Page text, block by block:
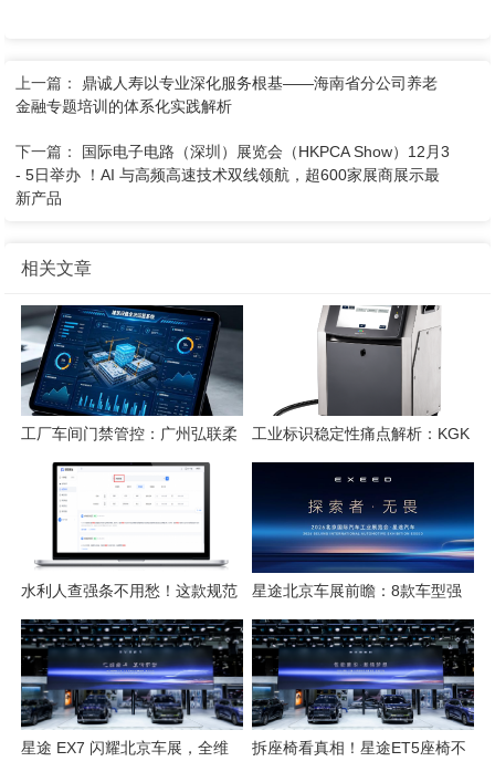
上一篇： 鼎诚人寿以专业深化服务根基——海南省分公司养老
金融专题培训的体系化实践解析
下一篇： 国际电子电路（深圳）展览会（HKPCA Show）12月3
- 5日举办 ！AI 与高频高速技术双线领航，超600家展商展示最
新产品
相关文章
工厂车间门禁管控：广州弘联柔
性方案解析
工业标识稳定性痛点解析：KGK
水利人查强条不用愁！这款规范
检索工具一键搞定
星途北京车展前瞻：8款车型强
势集结，开启3.0性能豪华探索
新姿态
星途 EX7 闪耀北京车展，全维
拆座椅看真相！星途ET5座椅不